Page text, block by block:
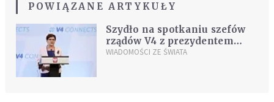
POWIĄZANE ARTYKUŁY
Szydło na spotkaniu szefów
rządów V4 z prezydentem
Egiptu
WIADOMOŚCI ZE ŚWIATA